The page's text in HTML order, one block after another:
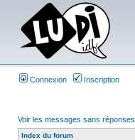
Connexion Inscription
Voir les messages sans réponses
Index du forum